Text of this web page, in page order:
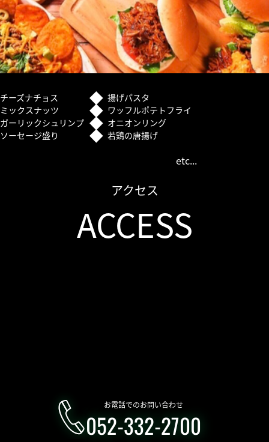
チーズナチョス
揚げパスタ
ミックスナッツ
ワッフルポテトフライ
ガーリックシュリンプ
オニオンリング
ソーセージ盛り
若鶏の唐揚げ
アクセス
ACCESS
お電話でのお問い合わせ
052-332-2700